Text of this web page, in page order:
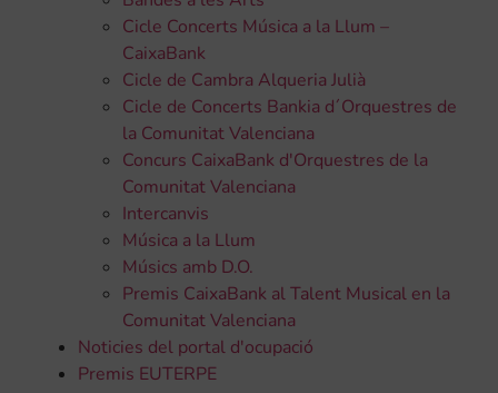
Cicle Concerts Música a la Llum –
CaixaBank
Cicle de Cambra Alqueria Julià
Cicle de Concerts Bankia d´Orquestres de
la Comunitat Valenciana
Concurs CaixaBank d'Orquestres de la
Comunitat Valenciana
Intercanvis
Música a la Llum
Músics amb D.O.
Premis CaixaBank al Talent Musical en la
Comunitat Valenciana
Noticies del portal d'ocupació
Premis EUTERPE